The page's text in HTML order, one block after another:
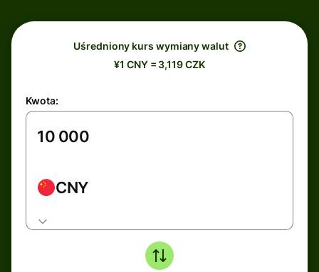
Uśredniony kurs wymiany walut
¥1 CNY = 3,119 CZK
Kwota:
CNY